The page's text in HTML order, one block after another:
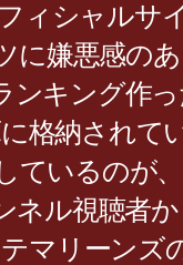
フィシャル
に嫌悪感の
キング作
格納されて
いるのが
ネル視聴者
マリーンズ